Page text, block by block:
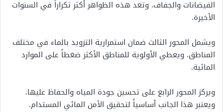
الفيضانات والجفاف. وتعد هذه الظواهر أكثر تكراراً في السنوات
الأخيرة.
ويشمل المحور الثالث ضمان استمرارية التزويد بالماء في مختلف
المناطق. ويعطي الأولوية للمناطق الأكثر ضغطاً على الموارد
المائية.
ويركز المحور الرابع على تحسين جودة المياه والحفاظ عليها.
ويعتبر هذا الجانب أساسياً لتحقيق الأمن المائي المستدام.